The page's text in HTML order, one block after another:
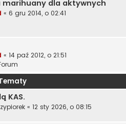
marihuany dla aktywnych
« 6 gru 2014, o 02:41
« 14 paź 2012, o 21:51
KAS.
« 12 sty 2026, o 08:15